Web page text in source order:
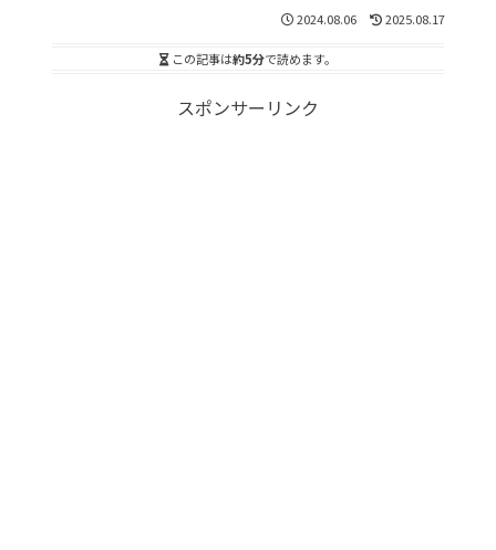
2024.08.06 2025.08.17
この記事は約5分で読めます。
スポンサーリンク